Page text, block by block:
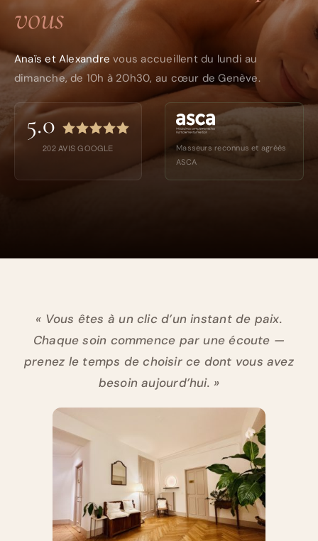
vous
Anaïs et Alexandre vous accueillent du lundi au
dimanche, de 10h à 20h30, au cœur de Genève.
5.0
202AVIS GOOGLE
Masseurs reconnus et agréés
ASCA
« Vous êtes à un clic d’un instant de paix.
Chaque soin commence par une écoute —
prenez le temps de choisir ce dont vous avez
besoin aujourd’hui. »